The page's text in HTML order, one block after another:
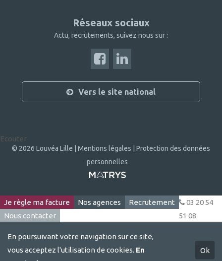
Réseaux sociaux
Actu, recrutements, suivez nous sur :
Vers le site national
Ecouter
© 2026 Louvéa Lille | Mentions légales | Protection des données
personnelles
En poursuivant votre navigation sur ce site,
vous acceptez l'utilisation de cookies. En
Ok
Je règle ma facture Nos agences
Recrutement
Nous contacter
03 20 54
51 08